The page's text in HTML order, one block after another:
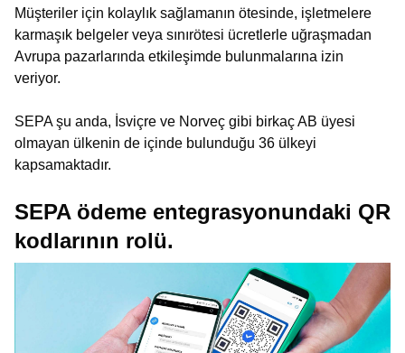
Müşteriler için kolaylık sağlamanın ötesinde, işletmelere
karmaşık belgeler veya sınırötesi ücretlerle uğraşmadan
Avrupa pazarlarında etkileşimde bulunmalarına izin
veriyor.
SEPA şu anda, İsviçre ve Norveç gibi birkaç AB üyesi
olmayan ülkenin de içinde bulunduğu 36 ülkeyi
kapsamaktadır.
SEPA ödeme entegrasyonundaki QR
kodlarının rolü.